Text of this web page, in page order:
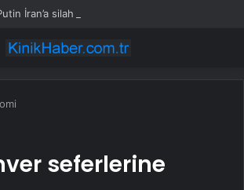
İran’a silah satmayacaklarını söyledi
seferlerine